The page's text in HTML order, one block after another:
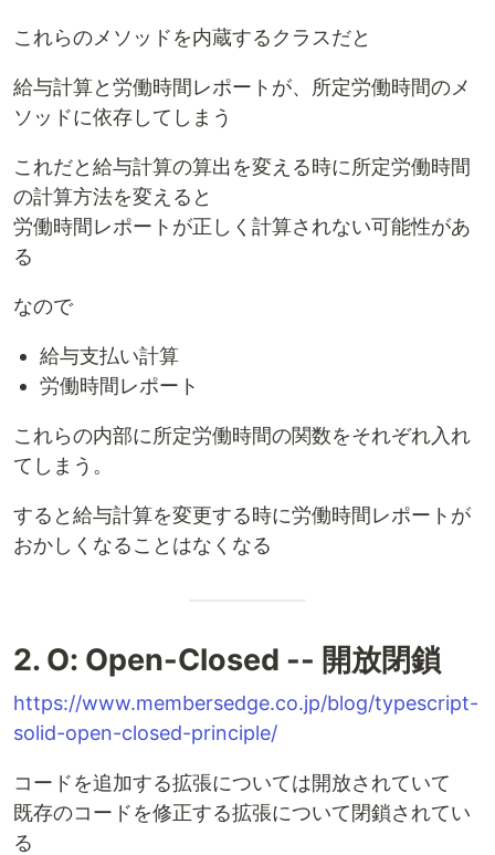
これらのメソッドを内蔵するクラスだと
給与計算と労働時間レポートが、所定労働時間のメ
ソッドに依存してしまう
これだと給与計算の算出を変える時に所定労働時間
の計算方法を変えると
労働時間レポートが正しく計算されない可能性があ
る
なので
給与支払い計算
労働時間レポート
これらの内部に所定労働時間の関数をそれぞれ入れ
てしまう。
すると給与計算を変更する時に労働時間レポートが
おかしくなることはなくなる
2. O: Open-Closed -- 開放閉鎖
https://www.membersedge.co.jp/blog/typescript-
solid-open-closed-principle/
コードを追加する拡張については開放されていて
既存のコードを修正する拡張について閉鎖されてい
る